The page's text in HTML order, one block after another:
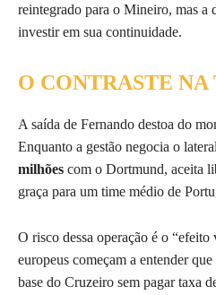
reintegrado para o Mineiro, mas a
investir em sua continuidade.
O CONTRASTE NA
A saída de Fernando destoa do
Enquanto a gestão negocia o
milhões com o Dortmund, aceita
graça para um time médio de
O risco dessa operação é o
europeus começam a entender
base do Cruzeiro sem pagar taxa